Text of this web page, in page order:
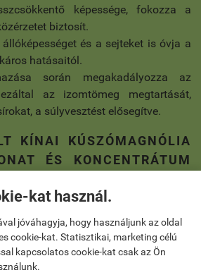
kat használ.
jóváhagyja, hogy használjunk az oldal
cookie-kat. Statisztikai, marketing célú
kapcsolatos cookie-kat csak az Ön
képessége, fokozza a
biztosít.
és a sejteket is óvja a
hatásaitól.
során megakadályozza az
az izomtömeg megtartását,
a súlyvesztést elősegítve.
KÍNAI KÚSZÓMAGNÓLIA
ÉS KONCENTRÁTUM
a máj védelmi rendszerének
a toxinok könnyebb eltávolítása